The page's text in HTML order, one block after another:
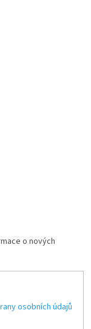
o nových
osobních údajů